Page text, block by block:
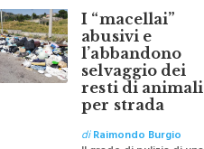
I “macellai”
abusivi e
l’abbandono
selvaggio dei
resti di animali
per strada
diRaimondo Burgio
Il grado di pulizia di una